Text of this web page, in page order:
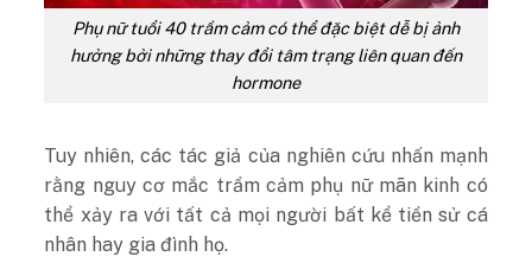
Phụ nữ tuổi 40 trầm cảm có thể đặc biệt dễ bị ảnh
hưởng bởi những thay đổi tâm trạng liên quan đến
hormone
Tuy nhiên, các tác giả của nghiên cứu nhấn mạnh
rằng nguy cơ mắc trầm cảm phụ nữ mãn kinh có
thể xảy ra với tất cả mọi người bất kể tiền sử cá
nhân hay gia đình họ.